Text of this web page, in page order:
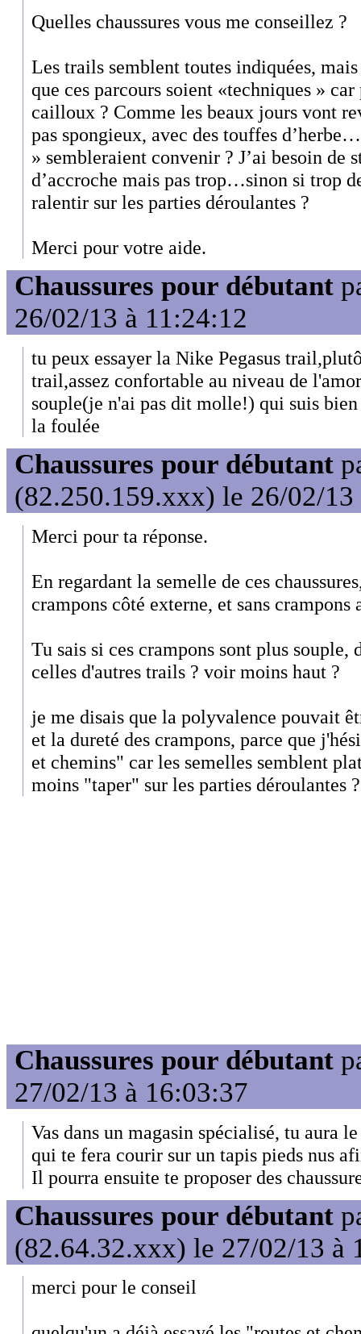
Quelles chaussures vous me conseillez ?
Les trails semblent toutes indiquées,
que ces parcours soient «techniques »
cailloux ? Comme les beaux jours vont
pas spongieux, avec des touffes
» sembleraient convenir ? J’ai besoin de
d’accroche mais pas trop…sinon si trop
ralentir sur les parties déroulantes ?
Merci pour votre aide.
Chaussures pour débutant
26/02/13 à 11:24:12
tu peux essayer la Nike Pegasus
trail,assez confortable au niveau de
souple(je n'ai pas dit molle!) qui suis
la foulée
Chaussures pour débutant
(82.250.159.xxx) le 26/02/13
Merci pour ta réponse.
En regardant la semelle de ces
crampons côté externe, et sans crampons
Tu sais si ces crampons sont plus
celles d'autres trails ? voir moins haut ?
je me disais que la polyvalence pouvait
et la dureté des crampons, parce que
et chemins" car les semelles semblent
moins "taper" sur les parties déroulantes ?
Chaussures pour débutant
27/02/13 à 16:03:37
Vas dans un magasin spécialisé, tu aura
qui te fera courir sur un tapis pieds nus
Il pourra ensuite te proposer des
Chaussures pour débutant
(82.64.32.xxx) le 27/02/13 à
merci pour le conseil